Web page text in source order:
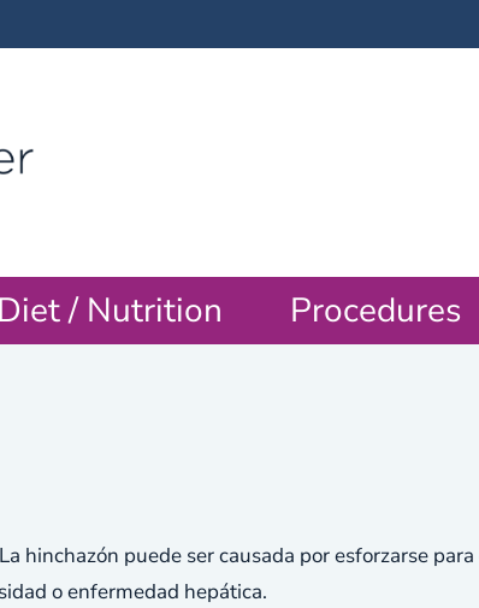
/ Nutrition Procedures
hinchazón puede ser causada por esforzarse
o enfermedad hepática.